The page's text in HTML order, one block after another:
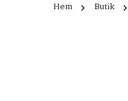
Hem Butik